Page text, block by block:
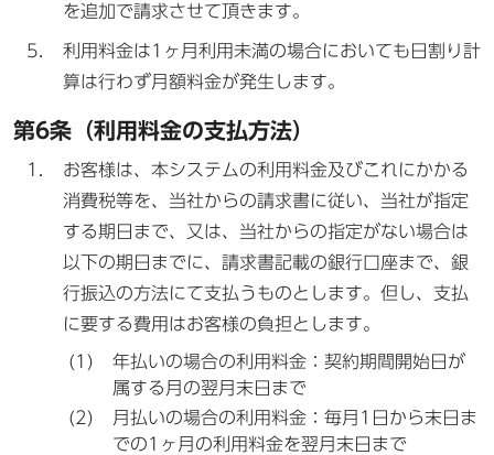
を追加で請求させて頂きます。
利用料金は1ヶ月利用未満の場合においても日割り計
算は行わず月額料金が発生します。
第6条（利用料金の支払方法）
お客様は、本システムの利用料金及びこれにかかる
消費税等を、当社からの請求書に従い、当社が指定
する期日まで、又は、当社からの指定がない場合は
以下の期日までに、請求書記載の銀行口座まで、銀
行振込の方法にて支払うものとします。但し、支払
に要する費用はお客様の負担とします。
年払いの場合の利用料金：契約期間開始日が
属する月の翌月末日まで
月払いの場合の利用料金：毎月1日から末日ま
での1ヶ月の利用料金を翌月末日まで